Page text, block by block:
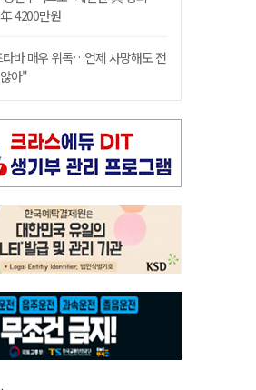
4200만원
바 매우 위독…언제 사망해도 전
아"